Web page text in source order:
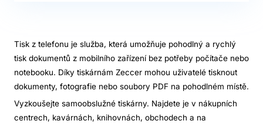
Tisk z telefonu je služba, která umožňuje pohodlný a rychlý
tisk dokumentů z mobilního zařízení bez potřeby počítače nebo
notebooku. Díky tiskárnám Zeccer mohou uživatelé tisknout
dokumenty, fotografie nebo soubory PDF na pohodlném místě.
Vyzkoušejte samoobslužné tiskárny. Najdete je v nákupních
centrech, kavárnách, knihovnách, obchodech a na